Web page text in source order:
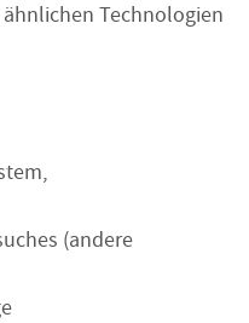
Technologien
(andere